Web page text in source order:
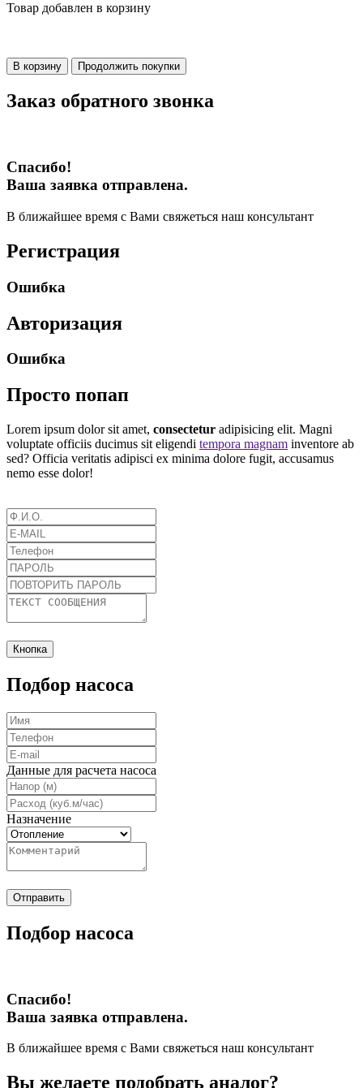
Товар добавлен в корзину
В корзину Продолжить покупки
Заказ обратного звонка
Спасибо!
Ваша заявка отправлена.
В ближайшее время с Вами свяжеться наш консультант
Регистрация
Ошибка
Авторизация
Ошибка
Просто попап
Lorem ipsum dolor sit amet, consectetur adipisicing elit. Magni
voluptate officiis ducimus sit eligendi tempora magnam inventore ab
sed? Officia veritatis adipisci ex minima dolore fugit, accusamus
nemo esse dolor!
Кнопка
Подбор насоса
Данные для расчета насоса
Назначение
Отправить
Подбор насоса
Спасибо!
Ваша заявка отправлена.
В ближайшее время с Вами свяжеться наш консультант
Вы желаете подобрать аналог?